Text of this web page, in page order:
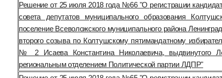
Решение от 25 июля 2018 года №66 "О регистрации
совета депутатов муниципального образования
поселение Всеволожского муниципального района
второго созыва по Колтушскому пятимандатному
№ 2 Исаева Константина Николаевича, выдвинутого
региональным отделением Политической партии ЛДПР"